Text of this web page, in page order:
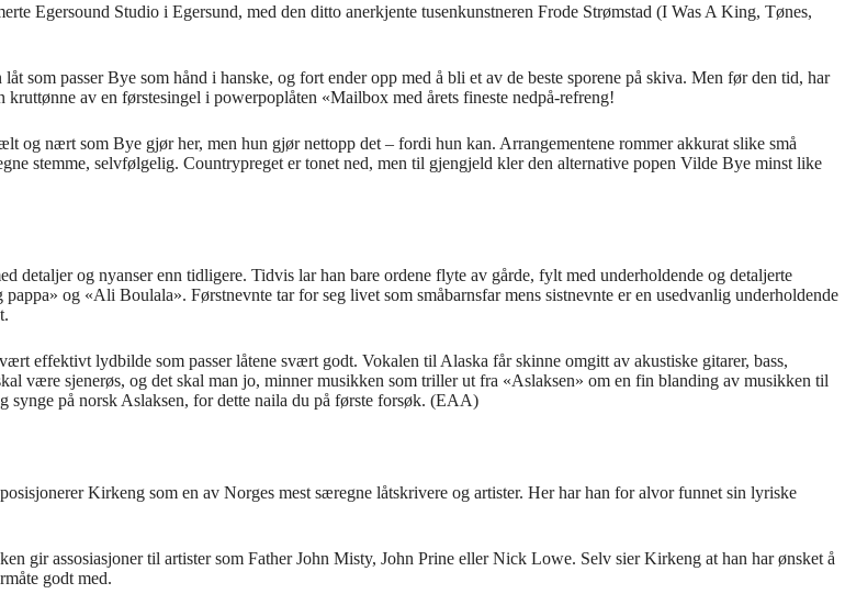
Egersound Studio i Egersund, med den ditto anerkjente tusenkunstneren Frode Strømstad (I Was A King, Tønes,
som passer Bye som hånd i hanske, og fort ender opp med å bli et av de beste sporene på skiva. Men før den tid, har
av en førstesingel i powerpoplåten «Mailbox med årets fineste nedpå-refreng!
og nært som Bye gjør her, men hun gjør nettopp det – fordi hun kan. Arrangementene rommer akkurat slike små
stemme, selvfølgelig. Countrypreget er tonet ned, men til gjengjeld kler den alternative popen Vilde Bye minst like
detaljer og nyanser enn tidligere. Tidvis lar han bare ordene flyte av gårde, fylt med underholdende og detaljerte
og «Ali Boulala». Førstnevnte tar for seg livet som småbarnsfar mens sistnevnte er en usedvanlig underholdende
effektivt lydbilde som passer låtene svært godt. Vokalen til Alaska får skinne omgitt av akustiske gitarer, bass,
være sjenerøs, og det skal man jo, minner musikken som triller ut fra «Aslaksen» om en fin blanding av musikken til
synge på norsk Aslaksen, for dette naila du på første forsøk. (EAA)
Kirkeng som en av Norges mest særegne låtskrivere og artister. Her har han for alvor funnet sin lyriske
gir assosiasjoner til artister som Father John Misty, John Prine eller Nick Lowe. Selv sier Kirkeng at han har ønsket å
godt med.